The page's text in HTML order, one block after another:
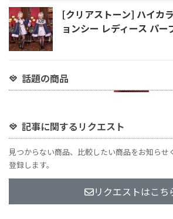
[クリアストーン] ハイカ
ョンシー レディース パー
話題の商品
記事に関するリクエスト
見つからない商品、比較したい商品をお知らせ
登録します。
リクエストはこち